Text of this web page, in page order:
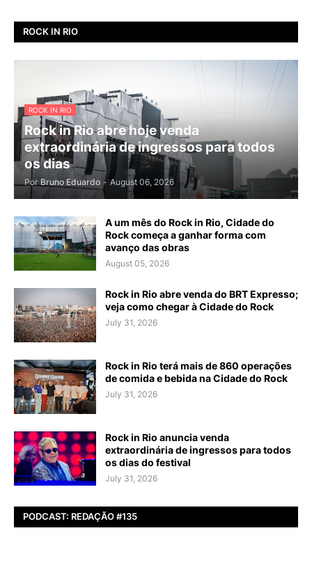
ROCK IN RIO
ROCK IN RIO
Rock in Rio abre hoje venda
extraordinária de ingressos para todos
os dias
Por Bruno Eduardo - August 06, 2026
A um mês do Rock in Rio, Cidade do
Rock começa a ganhar forma com
avanço das obras
August 05, 2026
Rock in Rio abre venda do BRT Expresso;
veja como chegar à Cidade do Rock
July 31, 2026
Rock in Rio terá mais de 860 operações
de comida e bebida na Cidade do Rock
July 31, 2026
Rock in Rio anuncia venda
extraordinária de ingressos para todos
os dias do festival
July 31, 2026
PODCAST: REDAÇÃO #135